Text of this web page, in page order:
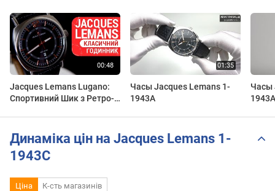
Jacques Lemans Lugano:
Спортивний Шик з Ретро-
Часы Jacques Lemans 1-
1943A
Часы
1943A
Динаміка цін на Jacques Lemans 1-
1943C
Ціна К-сть магазинів